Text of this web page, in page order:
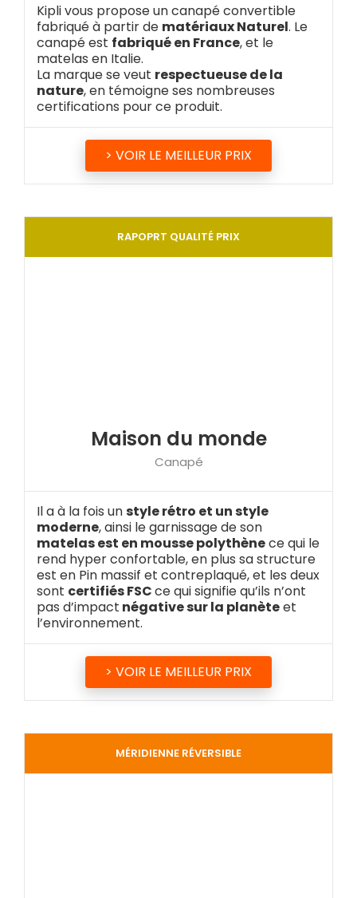
Kipli vous propose un canapé convertible
fabriqué à partir de matériaux Naturel. Le
canapé est fabriqué en France, et le
matelas en Italie.
La marque se veut respectueuse de la
nature, en témoigne ses nombreuses
certifications pour ce produit.
> VOIR LE MEILLEUR PRIX
RAPOPRT QUALITÉ PRIX
Maison du monde
Canapé
Il a à la fois unstyle rétro et un style
moderne, ainsi le garnissage de son
matelas est en mousse polythènece qui le
rend hyper confortable, en plus sa structure
est en Pin massif et contreplaqué, et les deux
sont certifiés FSCce qui signifie qu’ils n’ont
pas d’impact négative sur la planèteet
l’environnement.
> VOIR LE MEILLEUR PRIX
MÉRIDIENNE RÉVERSIBLE